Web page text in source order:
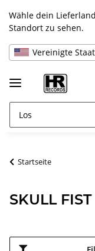
Wähle dein
Standort zu sehen.
Vereinigte
Startseite
SKULL FIST